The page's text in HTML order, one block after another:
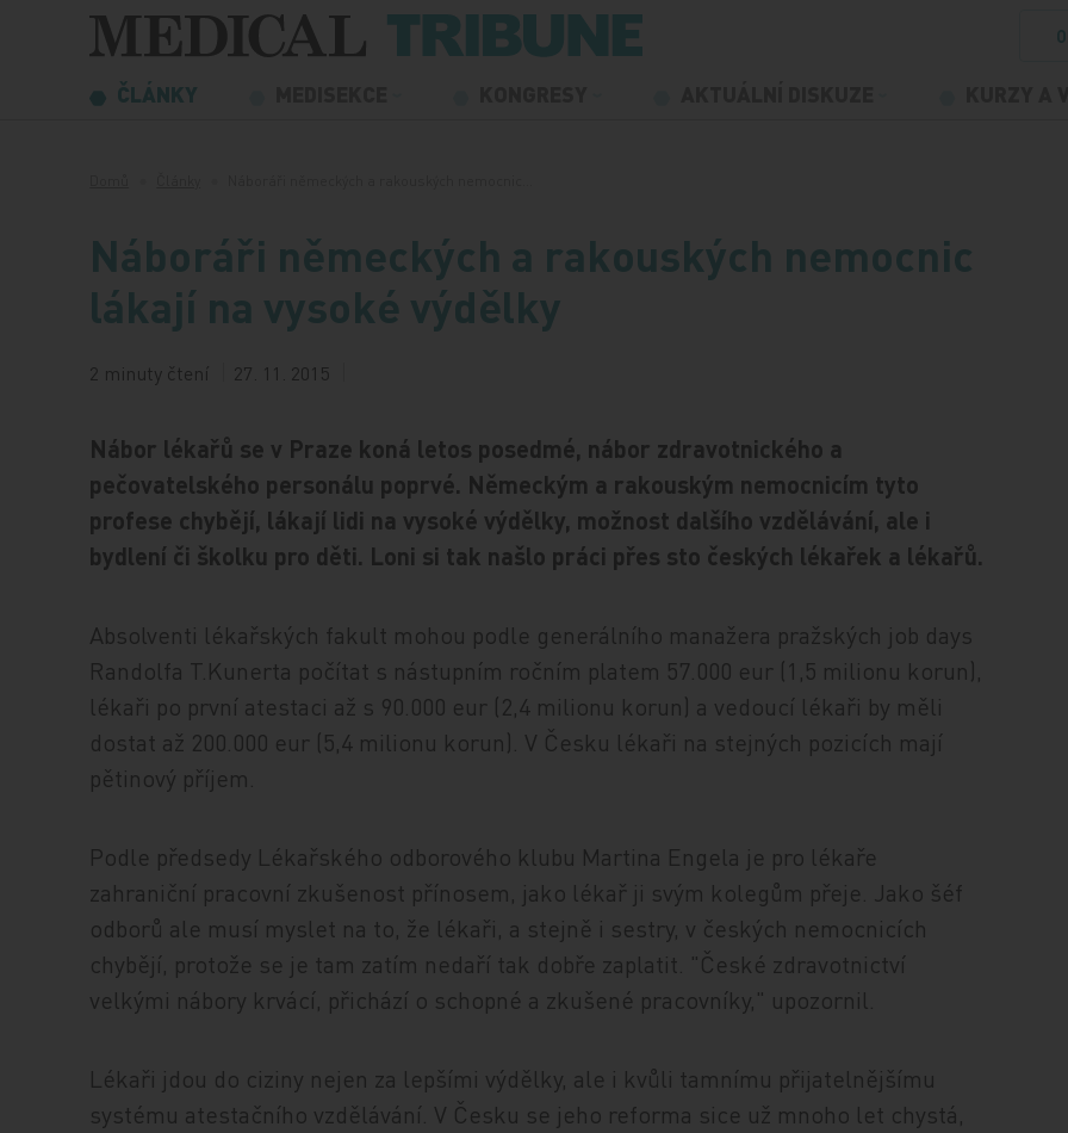
Přeskočit na obsah
ČLÁNKY
Náboráři německých a rakouských nemocnic
lákají na vysoké výdělky
2 minuty čtení 27. 11. 2015
Nábor lékařů se v Praze koná letos posedmé, nábor zdravotnického a
pečovatelského personálu poprvé. Německým a rakouským nemocnicím tyto
profese chybějí, lákají lidi na vysoké výdělky, možnost dalšího vzdělávání, ale i
bydlení či školku pro děti. Loni si tak našlo práci přes sto českých lékařek a lékařů.
Absolventi lékařských fakult mohou podle generálního manažera pražských job days
Randolfa T.Kunerta počítat s nástupním ročním platem 57.000 eur (1,5 milionu korun),
lékaři po první atestaci až s 90.000 eur (2,4 milionu korun) a vedoucí lékaři by měli
dostat až 200.000 eur (5,4 milionu korun). V Česku lékaři na stejných pozicích mají
pětinový příjem.
Podle předsedy Lékařského odborového klubu Martina Engela je pro lékaře
zahraniční pracovní zkušenost přínosem, jako lékař ji svým kolegům přeje. Jako šéf
odborů ale musí myslet na to, že lékaři, a stejně i sestry, v českých nemocnicích
chybějí, protože se je tam zatím nedaří tak dobře zaplatit. "České zdravotnictví
velkými nábory krvácí, přichází o schopné a zkušené pracovníky," upozornil.
Lékaři jdou do ciziny nejen za lepšími výdělky, ale i kvůli tamnímu přijatelnějšímu
systému atestačního vzdělávání. V Česku se jeho reforma sice už mnoho let chystá,